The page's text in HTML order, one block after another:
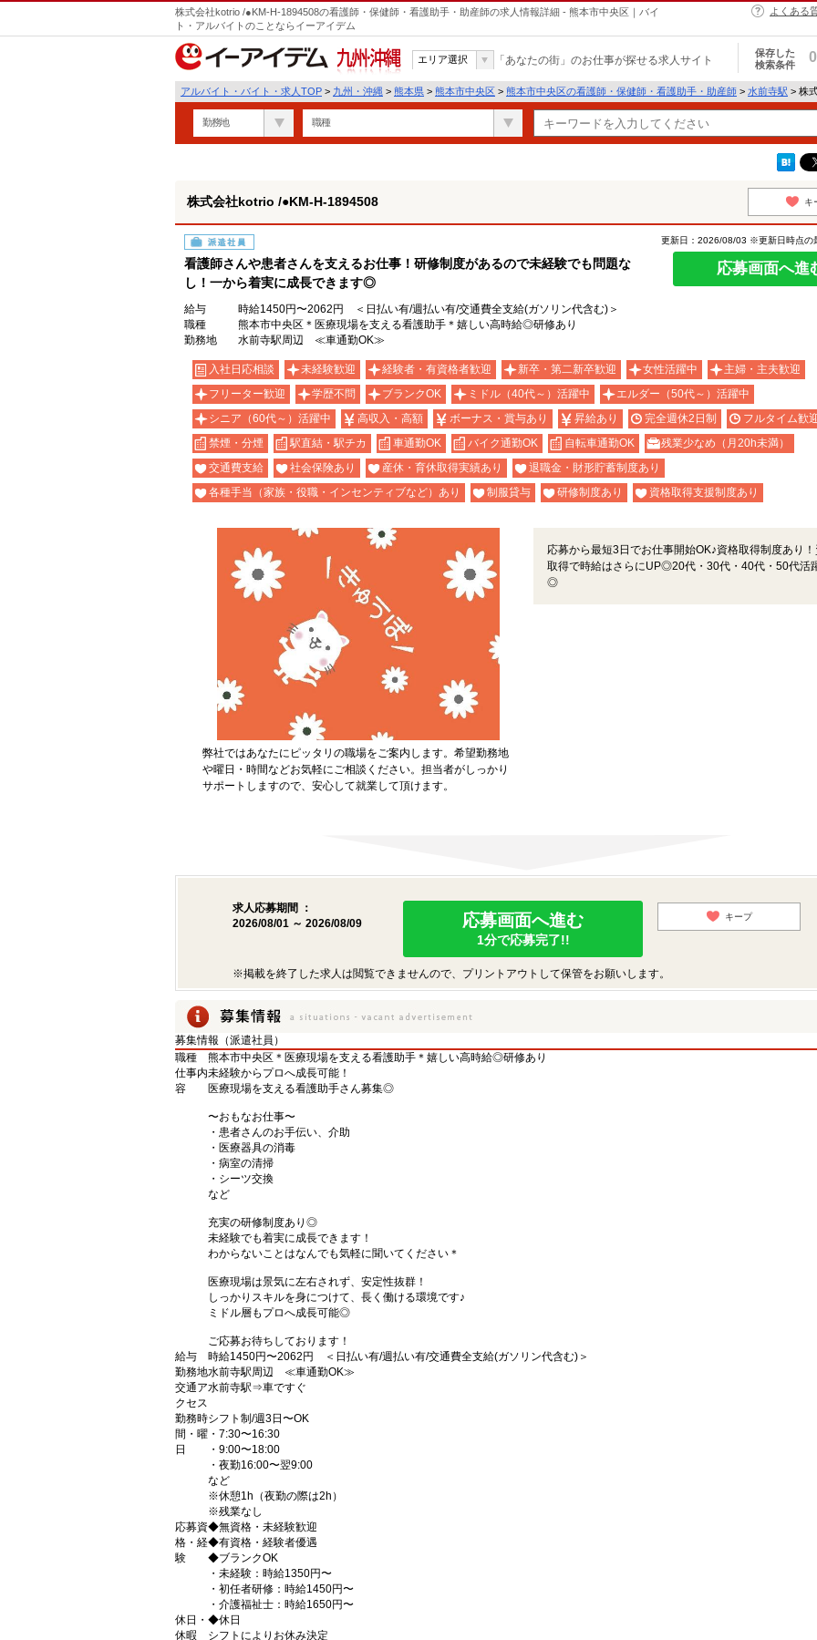
株式会社kotrio /●KM-H-1894508の看護師・保健師・看護助手・助産師の求人情報詳細 - 熊本市中央区｜バイ
ト・アルバイトのことならイーアイデム
よくある
九州・沖縄
エリア選択 「あなたの街」のお仕事が探せる求人サイト
保存した
検索条件
0
アルバイト・バイト・求人TOP > 九州・沖縄 > 熊本県 > 熊本市中央区 > 熊本市中央区の看護師・保健師・看護助手・助産師 > 水前寺駅 > 株
勤務地 職種
株式会社kotrio /●KM-H-1894508 キ
派遣社員
看護師さんや患者さんを支えるお仕事！研修制度があるので未経験でも問題な
し！一から着実に成長できます◎
更新日：2026/08/03 ※更新日時点の
応募画面へ進
給与
時給1450円〜2062円 ＜日払い有/週払い有/交通費全支給(ガソリン代含む)＞
職種
熊本市中央区＊医療現場を支える看護助手＊嬉しい高時給◎研修あり
勤務地
水前寺駅周辺 ≪車通勤OK≫
入社日応相談 未経験歓迎 経験者・有資格者歓迎 新卒・第二新卒歓迎 女性活躍中
主婦・主夫歓迎
フリーター歓迎
学歴不問 ブランクOK ミドル（40代～）活躍中
エルダー（50代～）活躍中
シニア（60代～）活躍中
高収入・高額 ボーナス・賞与あり 昇給あり 完全週休2日制
フルタイム歓
禁煙・分煙
駅直結・駅チカ 車通勤OK バイク通勤OK 自転車通勤OK
残業少なめ（月20h未満）
交通費支給
社会保険あり 産休・育休取得実績あり
退職金・財形貯蓄制度あり
各種手当（家族・役職・インセンティブなど）あり
制服貸与 研修制度あり 資格取得支援制度あり
弊社ではあなたにピッタリの職場をご案内します。希望勤務地
や曜日・時間などお気軽にご相談ください。担当者がしっかり
サポートしますので、安心して就業して頂けます。
応募から最短3日でお仕事開始OK♪資格取得制度あり
取得で時給はさらにUP◎20代・30代・40代・50代活
◎
求人応募期間 ：
2026/08/01 ～ 2026/08/09
応募画面へ進む
1分で応募完了!!
キープ
※掲載を終了した求人は閲覧できませんので、プリントアウトして保管をお願いします。
募集情報（派遣社員）
職種
熊本市中央区＊医療現場を支える看護助手＊嬉しい高時給◎研修あり
仕事内
容
未経験からプロへ成長可能！
医療現場を支える看護助手さん募集◎
〜おもなお仕事〜
・患者さんのお手伝い、介助
・医療器具の消毒
・病室の清掃
・シーツ交換
など
充実の研修制度あり◎
未経験でも着実に成長できます！
わからないことはなんでも気軽に聞いてください＊
医療現場は景気に左右されず、安定性抜群！
しっかりスキルを身につけて、長く働ける環境です♪
ミドル層もプロへ成長可能◎
ご応募お待ちしております！
給与
時給1450円〜2062円 ＜日払い有/週払い有/交通費全支給(ガソリン代含む)＞
勤務地水前寺駅周辺 ≪車通勤OK≫
交通ア
クセス
水前寺駅⇒車ですぐ
勤務時
間・曜
日
シフト制/週3日〜OK
・7:30〜16:30
・9:00〜18:00
・夜勤16:00〜翌9:00
など
※休憩1h（夜勤の際は2h）
※残業なし
応募資
格・経
験
◆無資格・未経験歓迎
◆有資格・経験者優遇
◆ブランクOK
・未経験：時給1350円〜
・初任者研修：時給1450円〜
・介護福祉士：時給1650円〜
休日・
休暇
◆休日
シフトによりお休み決定